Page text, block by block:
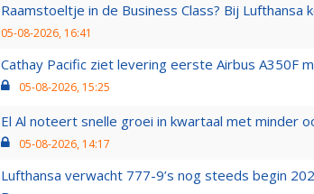
Raamstoeltje in de Business Class? Bij
05-08-2026, 16:41
Cathay Pacific ziet levering eerste Airbus A350F
05-08-2026, 15:25
El Al noteert snelle groei in kwartaal met minder
05-08-2026, 14:17
Lufthansa verwacht 777-9’s nog steeds begin